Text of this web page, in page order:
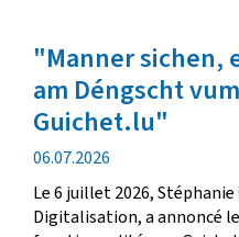
"Manner sichen,
am Déngscht
Guichet.lu"
date
de
publication
06.07.2026
Le 6 juillet 2026,
Digitalisation, a annoncé